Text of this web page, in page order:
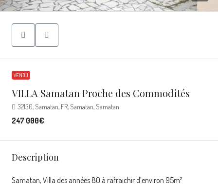
VENDU
VILLA Samatan Proche des Commodités
32130, Samatan, FR, Samatan, Samatan
247 000€
Description
Samatan, Villa des années 80 à rafraichir d’environ 95m²